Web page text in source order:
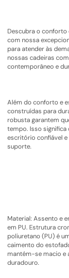
Descubra o
com nossa
para atender às
nossas cadeiras
contemporâneo e
Além do conforto e
construídas para
robusta garantem
tempo. Isso significa
escritório confiável
suporte.
Material: Assento e
em PU. Estrutura
poliuretano (PU) é
caimento do
mantém-se macio e
duradouro.